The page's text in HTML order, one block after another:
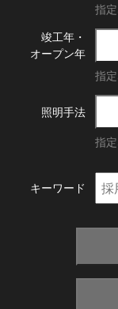
指
竣工年・
オープン年
指
照明手法
指
キーワード